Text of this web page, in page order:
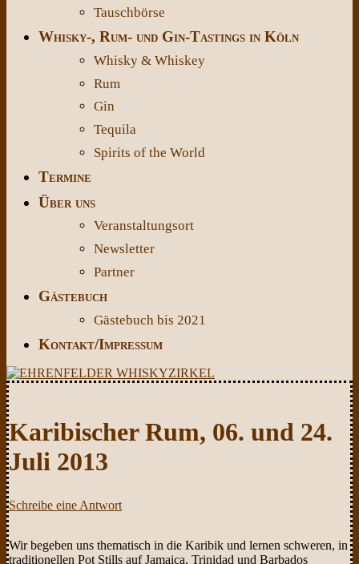
Tauschbörse
Whisky-, Rum- und Gin-Tastings in Köln
Whisky & Whiskey
Rum
Gin
Tequila
Spirits of the World
Termine
Über uns
Veranstaltungsort
Newsletter
Partner
Gästebuch
Gästebuch bis 2021
Kontakt/Impressum
Karibischer Rum, 06. und 24.
Juli 2013
Schreibe eine Antwort
Wir begeben uns thematisch in die Karibik und lernen schweren, in
traditionellen Pot Stills auf Jamaica, Trinidad und Barbados